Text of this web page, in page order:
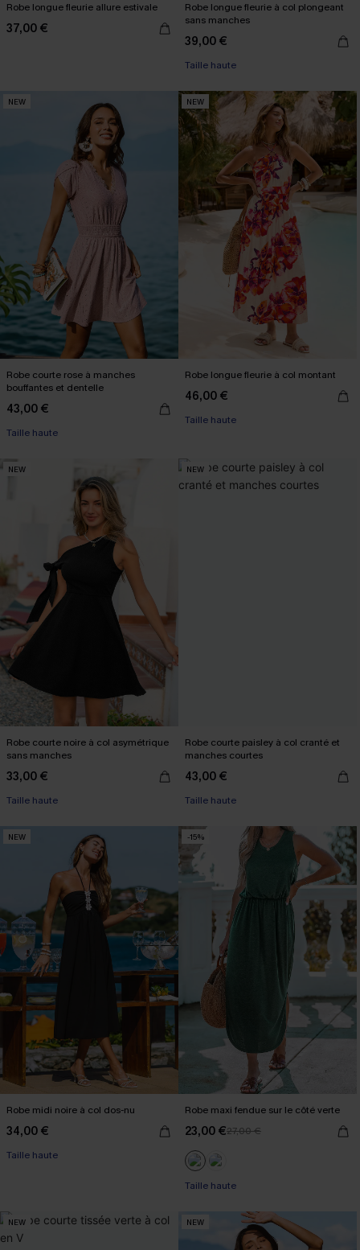
Robe longue fleurie allure estivale
37,00 €
Robe longue fleurie à col plongeant
sans manches
39,00 €
Taille haute
NEW
Robe courte rose à manches
bouffantes et dentelle
43,00 €
Taille haute
NEW
Robe longue fleurie à col montant
46,00 €
Taille haute
NEW
Robe courte noire à col asymétrique
sans manches
33,00 €
Taille haute
NEW
Robe courte paisley à col cranté et
manches courtes
43,00 €
Taille haute
NEW
Robe midi noire à col dos-nu
34,00 €
Taille haute
-15%
Robe maxi fendue sur le côté verte
23,00 €27,00 €
Taille haute
NEW NEW